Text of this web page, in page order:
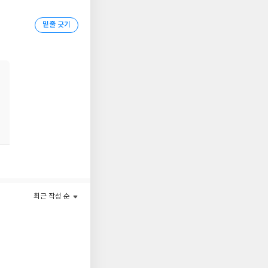
와 명예 회복을 위
리더십은 왜 그렇
고민은 그 결이 비
밑줄 긋기
최근 작성 순